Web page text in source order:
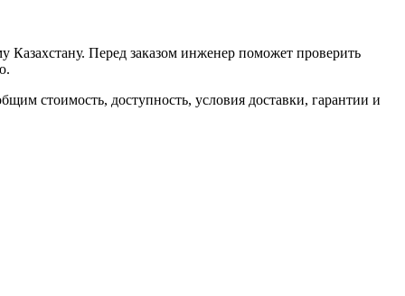
Перед заказом инженер поможет проверить
стоимость, доступность, условия доставки, гарантии и